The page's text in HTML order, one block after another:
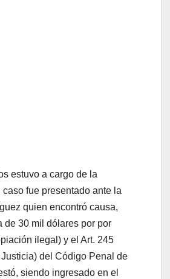
estuvo a cargo de la
fue presentado ante la
quien encontró causa,
de 30 mil dólares por por
ilegal) y el Art. 245
del Código Penal de
siendo ingresado en el